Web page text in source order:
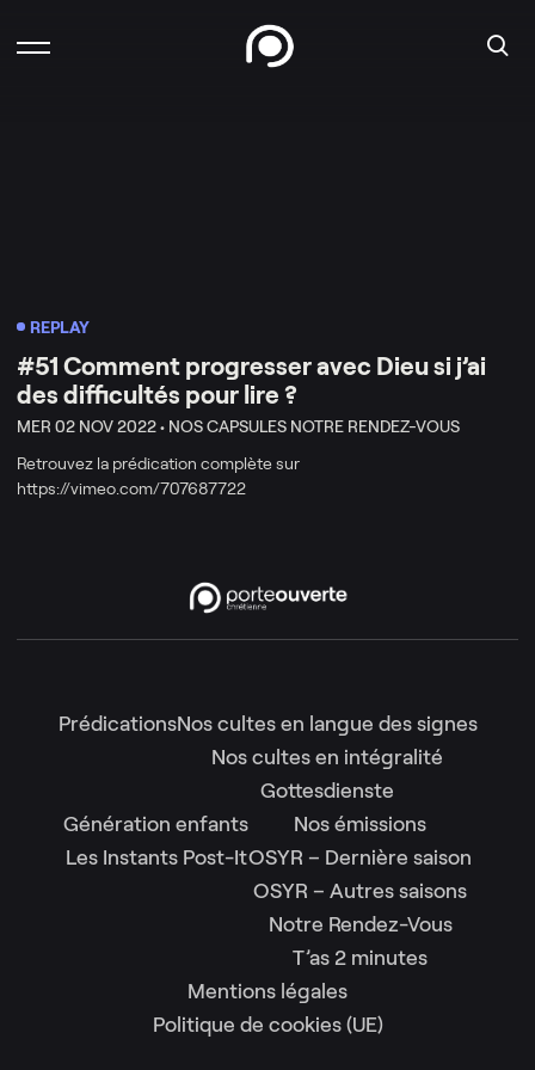
REPLAY
#51 Comment progresser avec Dieu si j’ai
des difficultés pour lire ?
MER 02 NOV 2022 • NOS CAPSULES NOTRE RENDEZ-VOUS
Retrouvez la prédication complète sur
https://vimeo.com/707687722
PrédicationsNos cultes en langue des signes
Nos cultes en intégralité
Gottesdienste
Génération enfants
Les Instants Post-It
Nos émissions
OSYR – Dernière saison
OSYR – Autres saisons
Notre Rendez-Vous
T’as 2 minutes
Mentions légales
Politique de cookies (UE)